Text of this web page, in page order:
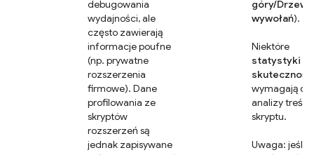
debugowania
wydajności, ale
często zawierają
informacje poufne
(np. prywatne
rozszerzenia
firmowe). Dane
profilowania ze
skryptów
rozszerzeń są
jednak zapisywane
góry/Drzewo
wywołań).
Niektóre
statystyki
wymagają do
analizy treści
skryptu.
Uwaga: jeśli